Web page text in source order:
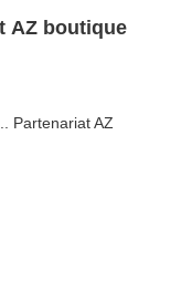
AZ boutique